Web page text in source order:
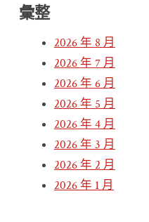
彙整
2026 年 8 月
2026 年 7 月
2026 年 6 月
2026 年 5 月
2026 年 4 月
2026 年 3 月
2026 年 2 月
2026 年 1 月